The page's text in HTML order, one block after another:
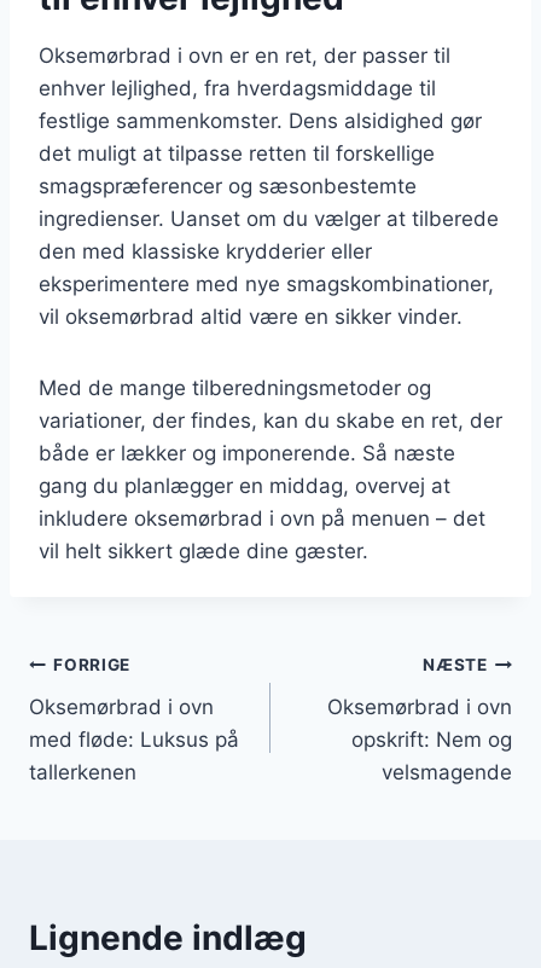
Oksemørbrad i ovn er en ret, der passer til
enhver lejlighed, fra hverdagsmiddage til
festlige sammenkomster. Dens alsidighed gør
det muligt at tilpasse retten til forskellige
smagspræferencer og sæsonbestemte
ingredienser. Uanset om du vælger at tilberede
den med klassiske krydderier eller
eksperimentere med nye smagskombinationer,
vil oksemørbrad altid være en sikker vinder.
Med de mange tilberedningsmetoder og
variationer, der findes, kan du skabe en ret, der
både er lækker og imponerende. Så næste
gang du planlægger en middag, overvej at
inkludere oksemørbrad i ovn på menuen – det
vil helt sikkert glæde dine gæster.
Indlægsnavigation
FORRIGE
Oksemørbrad i ovn
med fløde: Luksus på
tallerkenen
NÆSTE
Oksemørbrad i ovn
opskrift: Nem og
velsmagende
Lignende indlæg